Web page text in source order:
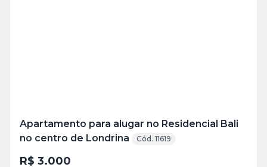
Apartamento para alugar no Residencial Bali
no centro de Londrina
Cód. 11619
R$ 3.000